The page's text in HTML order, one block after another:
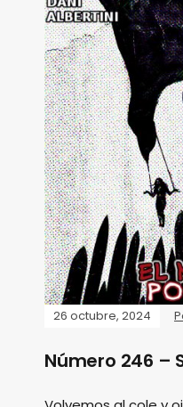
26 octubre, 2024
Número 246 –